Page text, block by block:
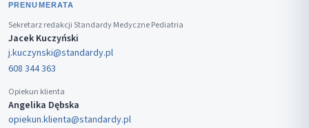
PRENUMERATA
Sekretarz redakcji Standardy Medyczne Pediatria
Jacek Kuczyński
j.kuczynski@standardy.pl
608 344 363
Opiekun klienta
Angelika Dębska
opiekun.klienta@standardy.pl